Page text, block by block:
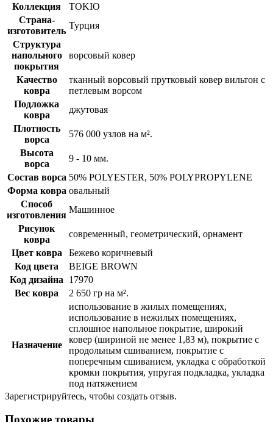
Коллекция
TOKIO
Страна-
изготовитель
Турция
Структура
напольного
покрытия
ворсовый ковер
Качество
ковра
тканный ворсовый прутковый ковер вильтон с
петлевым ворсом
Подложка
ковра
джутовая
Плотность
ворса
576 000 узлов на м².
Высота
ворса
9 - 10 мм.
Состав ворса 50% POLYESTER, 50% POLYPROPYLENE
Форма ковра овальный
Способ
изготовления
Машинное
Рисунок
ковра
современный, геометрический, орнамент
Цвет ковра
Бежево коричневый
Код цвета
BEIGE BROWN
Код дизайна
17970
Вес ковра
2 650 гр на м².
Назначение
использование в жилых помещениях,
использование в нежилых помещениях,
сплошное напольное покрытие, широкий
ковер (шириной не менее 1,83 м), покрытие с
продольным сшиванием, покрытие с
поперечным сшиванием, укладка с обработкой
кромки покрытия, упругая подкладка, укладка
под натяжением
Зарегистрируйтесь, чтобы создать отзыв.